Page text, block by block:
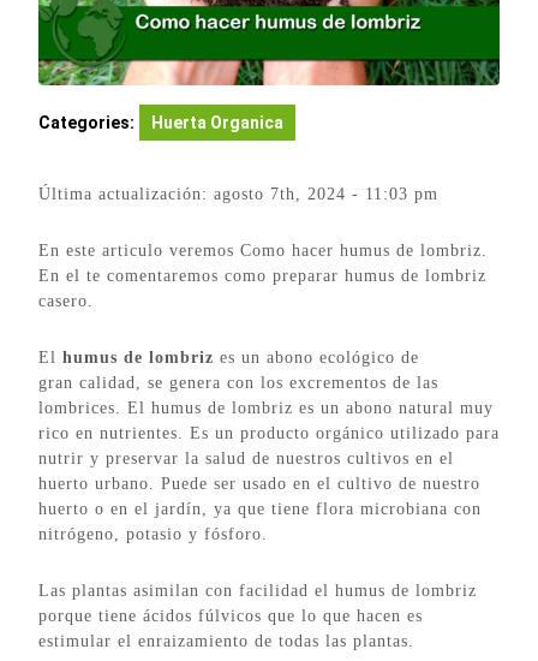
Categories: Huerta Organica
Última actualización: agosto 7th, 2024 - 11:03 pm
En este articulo veremos Como hacer humus de lombriz.
En el te comentaremos como preparar humus de lombriz
casero.
El humus de lombriz es un abono ecológico de
gran calidad, se genera con los excrementos de las
lombrices. El humus de lombriz es un abono natural muy
rico en nutrientes. Es un producto orgánico utilizado para
nutrir y preservar la salud de nuestros cultivos en el
huerto urbano. Puede ser usado en el cultivo de nuestro
huerto o en el jardín, ya que tiene flora microbiana con
nitrógeno, potasio y fósforo.
Las plantas asimilan con facilidad el humus de lombriz
porque tiene ácidos fúlvicos que lo que hacen es
estimular el enraizamiento de todas las plantas.